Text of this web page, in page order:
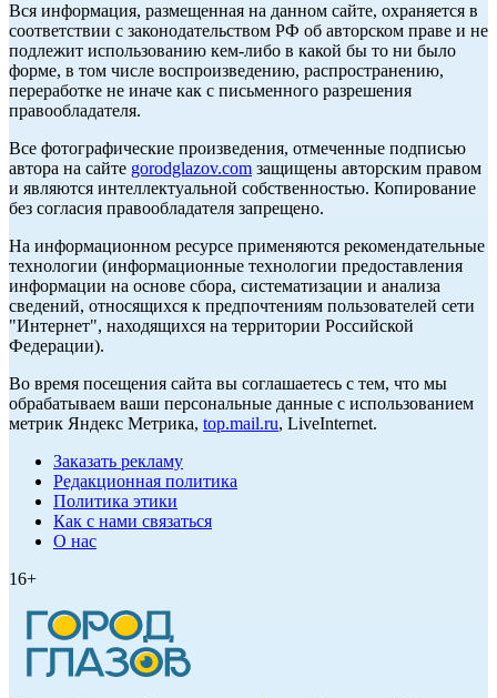
Вся информация, размещенная на данном сайте, охраняется в
соответствии с законодательством РФ об авторском праве и не
подлежит использованию кем-либо в какой бы то ни было
форме, в том числе воспроизведению, распространению,
переработке не иначе как с письменного разрешения
правообладателя.
Все фотографические произведения, отмеченные подписью
автора на сайте gorodglazov.com защищены авторским правом
и являются интеллектуальной собственностью. Копирование
без согласия правообладателя запрещено.
На информационном ресурсе применяются рекомендательные
технологии (информационные технологии предоставления
информации на основе сбора, систематизации и анализа
сведений, относящихся к предпочтениям пользователей сети
"Интернет", находящихся на территории Российской
Федерации).
Во время посещения сайта вы соглашаетесь с тем, что мы
обрабатываем ваши персональные данные с использованием
метрик Яндекс Метрика, top.mail.ru, LiveInternet.
Заказать рекламу
Редакционная политика
Политика этики
Как с нами связаться
О нас
16+